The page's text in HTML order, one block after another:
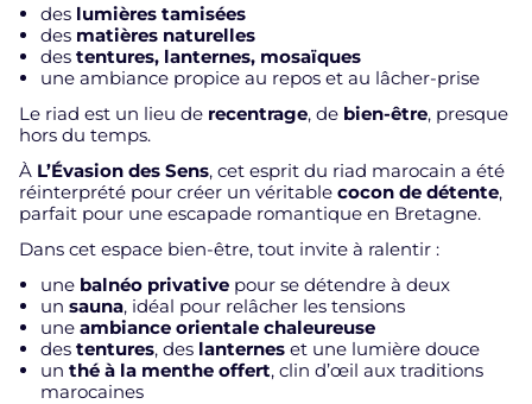
des lumières tamisées
des matières naturelles
destentures, lanternes, mosaïques
une ambiance propice au repos et au lâcher-prise
Le riad est un lieu de recentrage, de bien-être, presque
hors du temps.
À L’Évasion des Sens, cet esprit du riad marocain a été
réinterprété pour créer un véritable cocon de détente,
parfait pour une escapade romantique en Bretagne.
Dans cet espace bien-être, tout invite à ralentir :
une balnéo privative pour se détendre à deux
unsauna, idéal pour relâcher les tensions
uneambiance orientale chaleureuse
destentures, des lanternes et une lumière douce
unthé à la menthe offert, clin d’œil aux traditions
marocaines